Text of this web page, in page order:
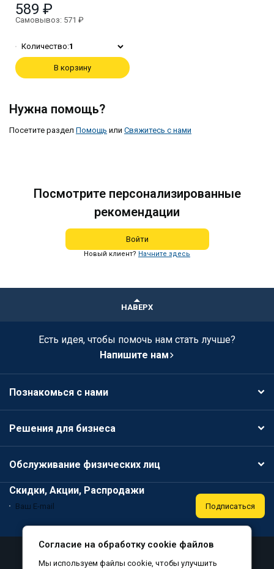
589 ₽
Самовывоз: 571 ₽
Количество:1
В корзину
Нужна помощь?
Посетите раздел Помощь или Свяжитесь с нами
Посмотрите персонализированные
рекомендации
Войти
Новый клиент? Начните здесь
НАВЕРХ
Есть идея, чтобы помочь нам стать лучше?
Напишите нам
Познакомься с нами
Решения для бизнеса
Обслуживание физических лиц
Скидки, Акции, Распродажи
Подписаться
Политика конфиденциальности
Согласие на обработку cookie файлов
Мы используем файлы cookie, чтобы улучшить